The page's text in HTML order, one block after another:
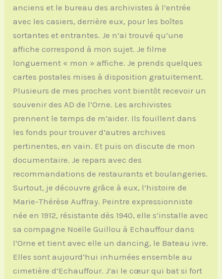
anciens et le bureau des archivistes à l’entrée
avec les casiers, derrière eux, pour les boîtes
sortantes et entrantes. Je n’ai trouvé qu’une
affiche correspond à mon sujet. Je filme
longuement « mon » affiche. Je prends quelques
cartes postales mises à disposition gratuitement.
Plusieurs de mes proches vont bientôt recevoir un
souvenir des AD de l’Orne. Les archivistes
prennent le temps de m’aider. Ils fouillent dans
les fonds pour trouver d’autres archives
pertinentes, en vain. Et puis on discute de mon
documentaire. Je repars avec des
recommandations de restaurants et boulangeries.
Surtout, je découvre grâce à eux, l’histoire de
Marie-Thérèse Auffray. Peintre expressionniste
née en 1912, résistante dès 1940, elle s’installe avec
sa compagne Noëlle Guillou à Echauffour dans
l’Orne et tient avec elle un dancing, le Bateau ivre.
Elles sont aujourd’hui inhumées ensemble au
cimetière d’Echauffour. J’ai le cœur qui bat si fort